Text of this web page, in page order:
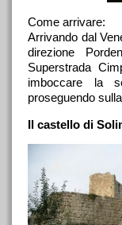
Come arrivare:
Arrivando dal
direzione
Superstrada
imboccare la
proseguendo
Il castello di